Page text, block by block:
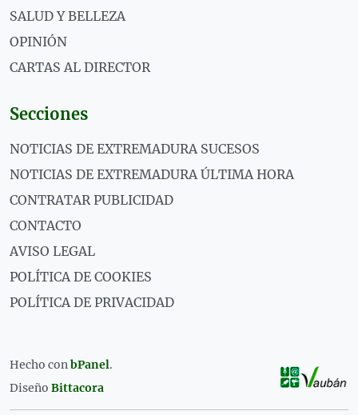
SALUD Y BELLEZA
OPINIÓN
CARTAS AL DIRECTOR
Secciones
NOTICIAS DE EXTREMADURA SUCESOS
NOTICIAS DE EXTREMADURA ÚLTIMA HORA
CONTRATAR PUBLICIDAD
CONTACTO
AVISO LEGAL
POLÍTICA DE COOKIES
POLÍTICA DE PRIVACIDAD
Hecho conbPanel.
Diseño Bittacora